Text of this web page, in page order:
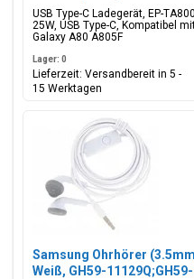
USB Type-C Ladegerät, EP-
25W, USB Type-C, Kompatibel
Galaxy A80 A805F
Lager: 0
Lieferzeit: Versandbereit in 5 -
15 Werktagen
Samsung Ohrhörer
Weiß, GH59-